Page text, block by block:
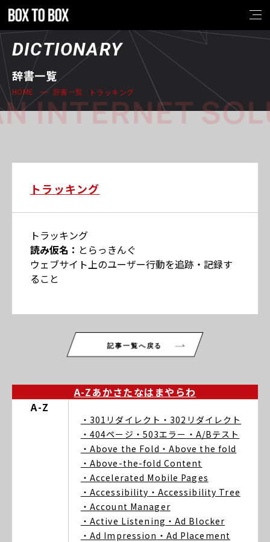
DICTIONARY
辞書一覧
HOME 辞書一覧 トラッキング
INTERNET
トラッキング
トラッキング
読み仮名： とらっきんぐ
ウェブサイト上のユーザー行動を追跡・記録す
ること
記事一覧へ戻る
A-Zあかさたなは まや らわ
A-Z
・301リダイレクト ・302リダイレクト
・404ページ ・503エラー ・A/Bテスト
・Above the Fold ・Above the fold
・Above-the-fold Content
・Accelerated Mobile Pages
・Accessibility ・Accessibility Tree
・Account Manager
・Active Listening ・Ad Blocker
・Ad Impression ・Ad Placement